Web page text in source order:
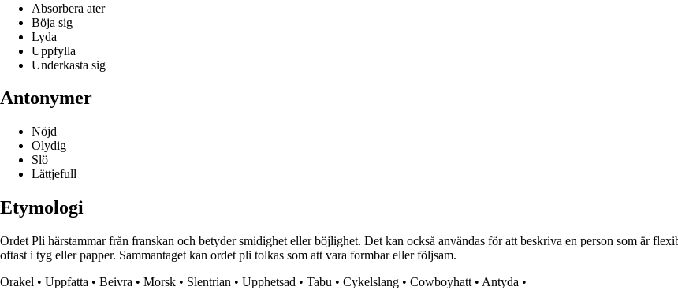
Absorbera ater
Böja sig
Lyda
Uppfylla
Underkasta sig
Antonymer
Nöjd
Olydig
Slö
Lättjefull
Etymologi
Ordet Pli härstammar från franskan och betyder smidighet eller böjlighet. Det kan också användas för att beskriva en person som är
oftast i tyg eller papper. Sammantaget kan ordet pli tolkas som att vara formbar eller följsam.
Orakel • Uppfatta • Beivra • Morsk • Slentrian • Upphetsad • Tabu • Cykelslang • Cowboyhatt • Antyda •